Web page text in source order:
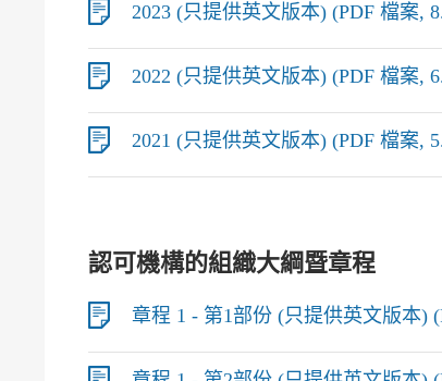
2023 (只提供英文版本) (PDF 檔案,
2022 (只提供英文版本) (PDF 檔案,
2021 (只提供英文版本) (PDF 檔案,
認可機構的組織大綱暨章程
章程 1 - 第1部份 (只提供英文版本)